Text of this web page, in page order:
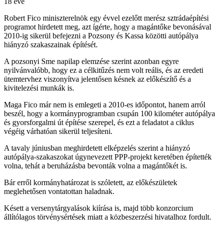
Robert Fico miniszterelnök egy évvel ezelőtt merész sztrádaépítési
programot hirdetett meg, azt ígérte, hogy a magántőke bevonásával
2010-ig sikerül befejezni a Pozsony és Kassa közötti autópálya
hiányzó szakaszainak építését.
A pozsonyi Sme napilap elemzése szerint azonban egyre
nyilvánvalóbb, hogy ez a célkitűzés nem volt reális, és az eredeti
ütemtervhez viszonyítva jelentősen késnek az előkészítő és a
kivitelezési munkák is.
Maga Fico már nem is emlegeti a 2010-es időpontot, hanem arról
beszél, hogy a kormányprogramban csupán 100 kilométer autópálya
és gyorsforgalmi út építése szerepel, és ezt a feladatot a ciklus
végéig várhatóan sikerül teljesíteni.
A tavaly júniusban meghirdetett elképzelés szerint a hiányzó
autópálya-szakaszokat úgynevezett PPP-projekt keretében építették
volna, tehát a beruházásba bevonták volna a magántőkét is.
Bár erről kormányhatározat is szóletett, az előkészületek
meglehetősen vontatottan haladnak.
Késett a versenytárgyalások kiírása is, majd több konzorcium
állítólagos törvénysértések miatt a közbeszerzési hivatalhoz fordult.